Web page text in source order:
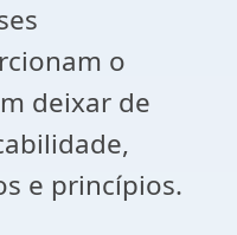
o
deixar de
e princípios.